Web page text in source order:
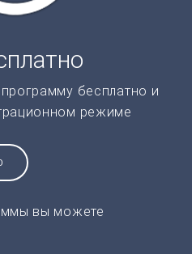
бесплатно и
режиме
вы можете